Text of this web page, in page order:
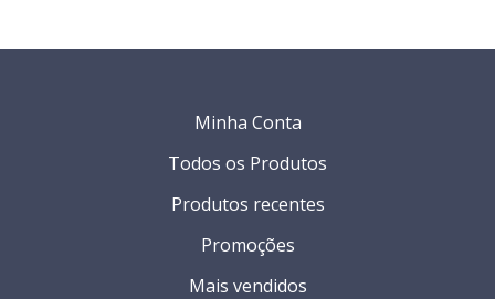
Minha Conta
Todos os Produtos
Produtos recentes
Promoções
Mais vendidos